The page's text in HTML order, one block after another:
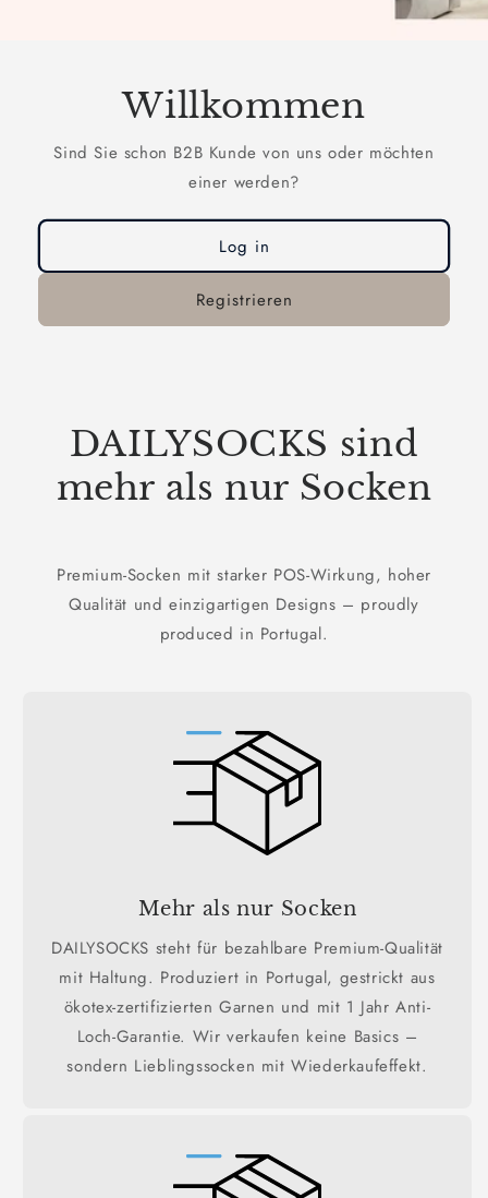
Willkommen
Sind Sie schon B2B Kunde von uns oder möchten
einer werden?
Log in
Registrieren
DAILYSOCKS sind
mehr als nur Socken
Premium-Socken mit starker POS-Wirkung, hoher
Qualität und einzigartigen Designs – proudly
produced in Portugal.
Mehr als nur Socken
DAILYSOCKS steht für bezahlbare Premium-Qualität
mit Haltung. Produziert in Portugal, gestrickt aus
ökotex-zertifizierten Garnen und mit 1 Jahr Anti-
Loch-Garantie. Wir verkaufen keine Basics –
sondern Lieblingssocken mit Wiederkaufeffekt.